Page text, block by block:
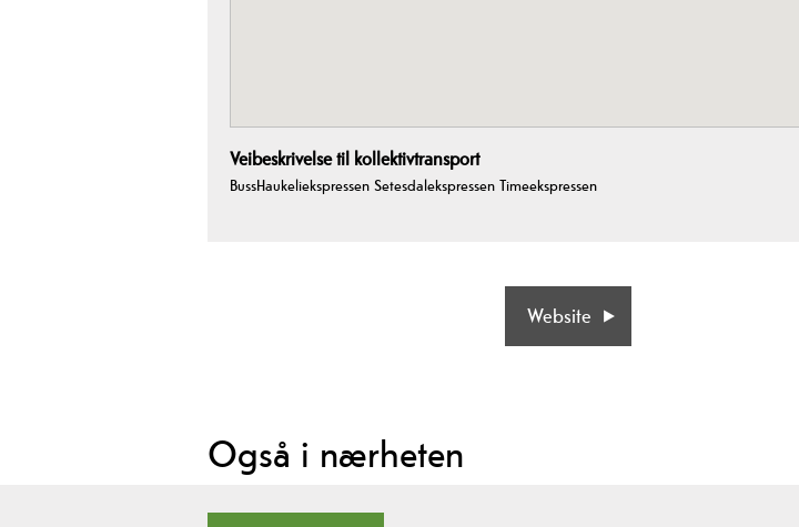
Veibeskrivelse til kollektivtransport
BussHaukeliekspressen Setesdalekspressen Timeekspressen
Website
Også i nærheten